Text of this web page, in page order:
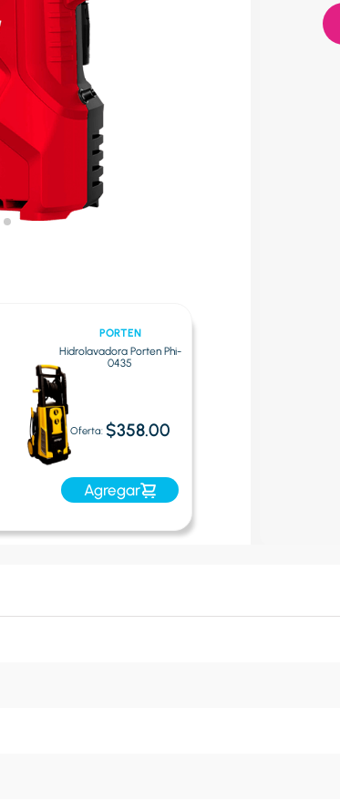
PORTEN
Hidrolavadora Porten Phi-
0435
Oferta: $358.00
Agregar